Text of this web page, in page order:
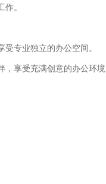
。
专业独立的办公空间。
，享受充满创意的办公环境